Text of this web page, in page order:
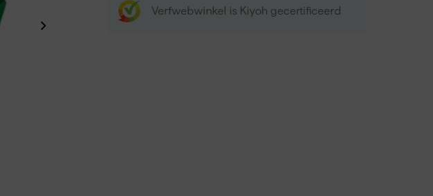
Verfwebwinkel is Kiyoh gecertificeerd